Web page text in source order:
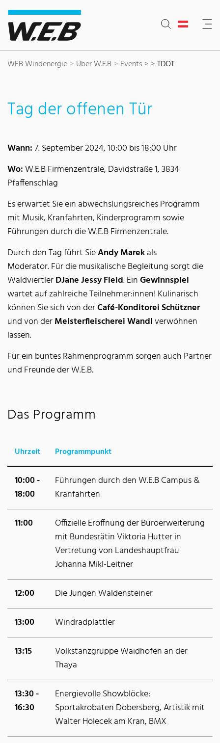
Inhaltsbereich
Suche
Hauptnavigation
Kontakt
Footer
WEB Windenergie Über W.E.B Events > TDOT
Tag der offenen Tür
Wann:7. September 2024, 10:00 bis 18:00 Uhr
Wo:W.E.B Firmenzentrale, Davidstraße 1, 3834
Pfaffenschlag
Es erwartet Sie ein abwechslungsreiches Programm
mit Musik, Kranfahrten, Kinderprogramm sowie
Führungen durch die W.E.B Firmenzentrale.
Durch den Tag führt SieAndy Marekals
Moderator. Für die musikalische Begleitung sorgt die
WaldviertlerDJane Jessy Field. EinGewinnspiel
wartet auf zahlreiche Teilnehmer:innen! Kulinarisch
können Sie sich von derCafé-Konditorei Schützner
und von derMeisterfleischerei Wandlverwöhnen
lassen.
Für ein buntes Rahmenprogramm sorgen auch Partner
und Freunde der W.E.B.
Das Programm
Uhrzeit Programmpunkt
10:00 -
18:00
Führungen durch den W.E.B Campus &
Kranfahrten
11:00
Offizielle Eröffnung der Büroerweiterung
mit Bundesrätin Viktoria Hutter in
Vertretung von Landeshauptfrau
Johanna Mikl-Leitner
12:00 Die Jungen Waldensteiner
13:00 Windradplattler
13:15
Volkstanzgruppe Waidhofen an der
Thaya
13:30 -
16:30
Energievolle Showblöcke:
Sportakrobaten Dobersberg, Artistik mit
Walter Holecek am Kran, BMX